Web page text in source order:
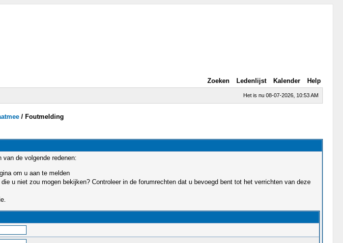
Zoeken Ledenlijst Kalender Help
Het is nu 08-07-2026, 10:53 AM
/ Foutmelding
de volgende redenen:
om u aan te melden
u niet zou mogen bekijken? Controleer in de forumrechten dat u bevoegd bent tot het verrichten van deze